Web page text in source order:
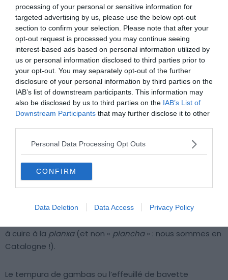
processing of your personal or sensitive information for
targeted advertising by us, please use the below opt-out
section to confirm your selection. Please note that after your
opt-out request is processed you may continue seeing
interest-based ads based on personal information utilized by
us or personal information disclosed to third parties prior to
your opt-out. You may separately opt-out of the further
disclosure of your personal information by third parties on the
IAB’s list of downstream participants. This information may
also be disclosed by us to third parties on the IAB’s List of
Downstream Participants that may further disclose it to other
Personal Data Processing Opt Outs
CONFIRM
Data Deletion Data Access Privacy Policy
Crédit photo : epaillote.com
💰Budget : €€€€
⏱️ Horaires d’ouverture :de 10h à 20h
👍Le plus de la paillote :les barbecue de table,
uniques dans la région
Parmi les meilleures paillotes autour de Perpignan, le
Côté Plage se démarque par ses formules « barbecue
de table ». Dans une ambiance cosy et authentique, les
pieds dans le sable, vous ferez vous-même griller les
produits sur une plancha dédiée à votre table.
frais, confortablement installé dans un hamac. La carte
à cuire à la planxa(et non « plancha» : nous sommes en
Catalogne !).
Le tempura de gambas ou l’effeuillé de bavette